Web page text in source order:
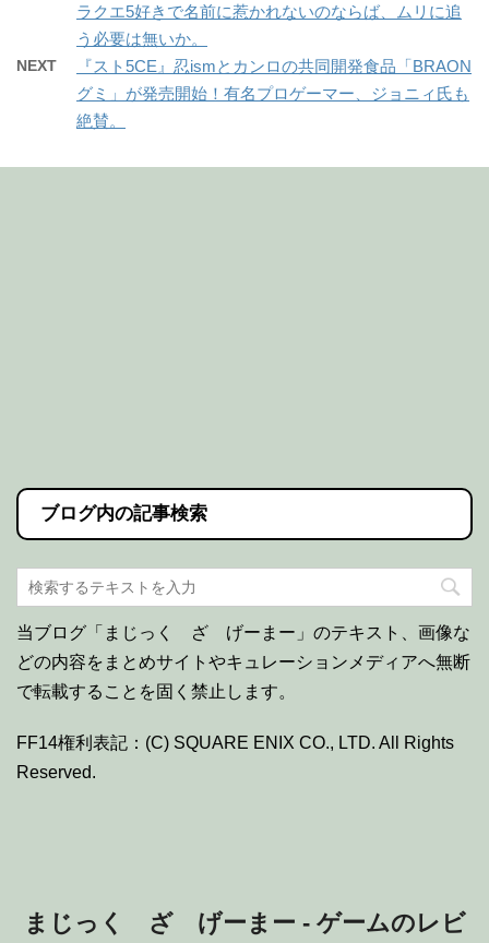
ラクエ5好きで名前に惹かれないのならば、ムリに追
う必要は無いか。
NEXT
『スト5CE』忍ismとカンロの共同開発食品「BRAON
グミ」が発売開始！有名プロゲーマー、ジョニィ氏も
絶賛。
ブログ内の記事検索
当ブログ「まじっく ざ げーまー」のテキスト、画像な
どの内容をまとめサイトやキュレーションメディアへ無断
で転載することを固く禁止します。
FF14権利表記：(C) SQUARE ENIX CO., LTD. All Rights
Reserved.
まじっく ざ げーまー - ゲームのレビ